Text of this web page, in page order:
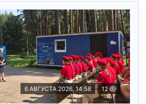
6 АВГУСТА 2026, 14:58 12